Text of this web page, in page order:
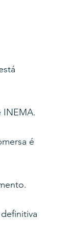
INEMA.
é